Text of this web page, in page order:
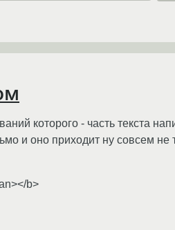
которого - часть текста
и оно приходит ну совсем
b>